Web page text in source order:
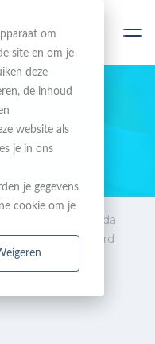
om
site en om je
deze
de inhoud
website als
je in ons
je gegevens
cookie om je
wint Barracuda
of the Year Award